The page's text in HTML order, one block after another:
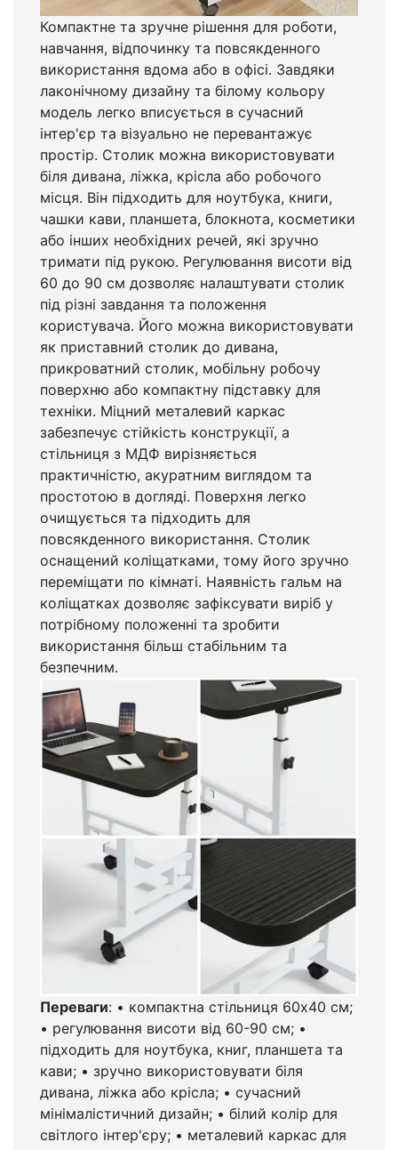
Компактне та зручне рішення для роботи,
навчання, відпочинку та повсякденного
використання вдома або в офісі. Завдяки
лаконічному дизайну та білому кольору
модель легко вписується в сучасний
інтер'єр та візуально не перевантажує
простір. Столик можна використовувати
біля дивана, ліжка, крісла або робочого
місця. Він підходить для ноутбука, книги,
чашки кави, планшета, блокнота, косметики
або інших необхідних речей, які зручно
тримати під рукою. Регулювання висоти від
60 до 90 см дозволяє налаштувати столик
під різні завдання та положення
користувача. Його можна використовувати
як приставний столик до дивана,
прикроватний столик, мобільну робочу
поверхню або компактну підставку для
техніки. Міцний металевий каркас
забезпечує стійкість конструкції, а
стільниця з МДФ вирізняється
практичністю, акуратним виглядом та
простотою в догляді. Поверхня легко
очищується та підходить для
повсякденного використання. Столик
оснащений коліщатками, тому його зручно
переміщати по кімнаті. Наявність гальм на
коліщатках дозволяє зафіксувати виріб у
потрібному положенні та зробити
використання більш стабільним та
безпечним.
Переваги: • компактна стільниця 60х40 см;
• регулювання висоти від 60-90 см; •
підходить для ноутбука, книг, планшета та
кави; • зручно використовувати біля
дивана, ліжка або крісла; • сучасний
мінімалістичний дизайн; • білий колір для
світлого інтер'єру; • металевий каркас для